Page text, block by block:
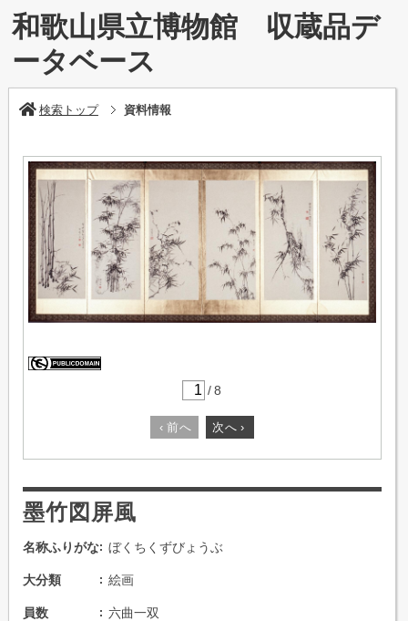
和歌山県立博物館 収蔵品デ
ータベース
検索トップ 資料情報
/ 8
‹ 前へ 次へ ›
墨竹図屏風
名称ふりがな ぼくちくずびょうぶ
大分類 絵画
員数 六曲一双